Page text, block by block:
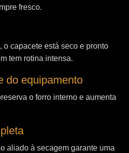
fresco.
o capacete está seco e pronto
tem rotina intensa.
do equipamento
o forro interno e aumenta
aliado à secagem garante uma